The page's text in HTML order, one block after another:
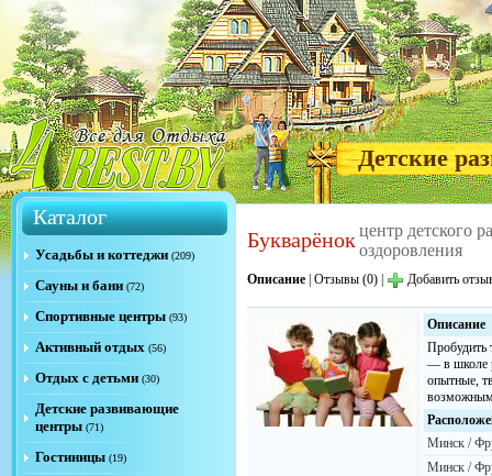
Детские
Каталог
Усадьбы и коттеджи (209)
Сауны и бани (72)
Спортивные центры (93)
Активный отдых (56)
Отдых с детьми (30)
Детские развивающие
центры (71)
Гостиницы (19)
Букварёнокцентр детского
оздоровления
Описание Отзывы (0) Добавить
Описание
Пробудить
— в школе
опытные,
Минск /
Минск /